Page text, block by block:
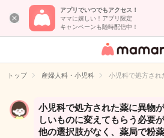
アプリでいつでもアクセス！
ママに嬉しい！アプリ限定
キャンペーンも随時配信中！
女性専用匿名QA
イト
トップ 産婦人科・小児科 小児科で処方され
小児科で処方された薬に異物
しいものに変えてもらう必要
他の選択肢がなく、薬局で粉